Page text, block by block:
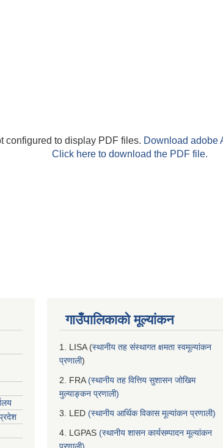
configured to display PDF files. Download adobe
Click here to download the PDF file.
गाउँपालिकाको मूल्यांकन
1. LISA (स्थानीय तह संस्थागत क्षमता स्वमूल्यांकन
प्रणाली)
2. FRA (स्थानीय तह वित्तिय सुशासन जोखिम
मुल्याङ्कन प्रणाली)
3. LED (स्थानीय आर्थिक विकास मूल्यांकन प्रणाली)
4. LGPAS (स्थानीय शासन कार्यसम्पादन मूल्यांकन
प्रणाली)